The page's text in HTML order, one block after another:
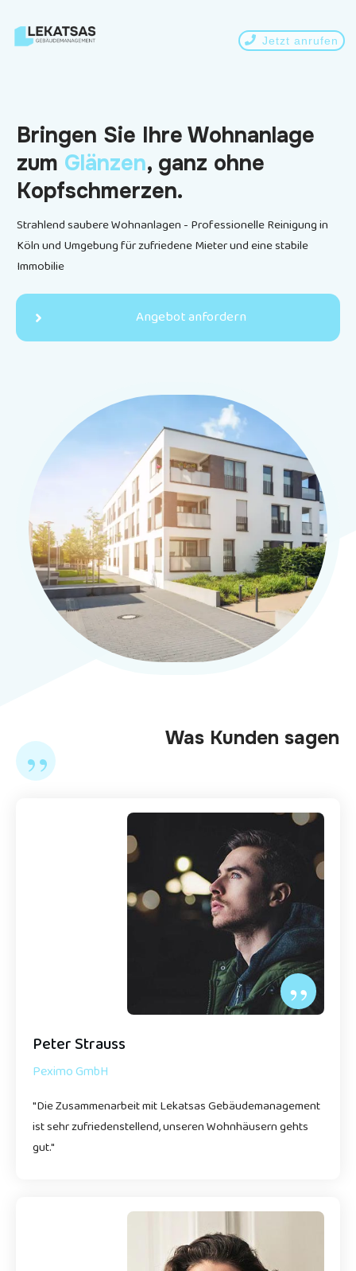
Jetzt anrufen
Bringen Sie Ihre Wohnanlage
zum Glänzen, ganz ohne
Kopfschmerzen.
Strahlend saubere Wohnanlagen - Professionelle Reinigung in
Kölnund Umgebung für zufriedene Mieter und eine stabile
Immobilie
Angebot anfordern
Was Kunden sagen
”
Peter Strauss
Peximo GmbH
"Die Zusammenarbeit mitLekatsas Gebäudemanagement
ist sehr zufriedenstellend, unseren Wohnhäusern gehts
gut."
”